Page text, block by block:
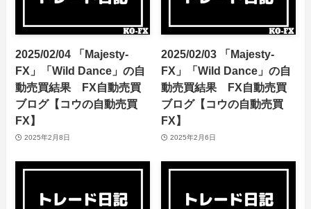
2025/02/04 「Majesty-
FX」「Wild Dance」の自
動売買結果 FX自動売買
ブログ【コウの自動売買
FX】
2025年2月8日
2025/02/03 「Majesty-
FX」「Wild Dance」の自
動売買結果 FX自動売買
ブログ【コウの自動売買
FX】
2025年2月6日